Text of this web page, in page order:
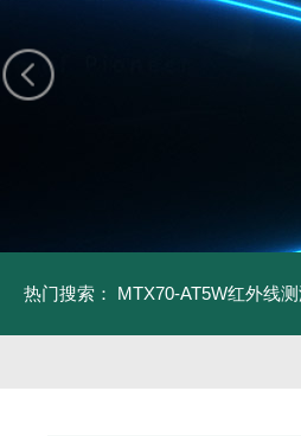
热门搜索： MTX70-AT5W红外线